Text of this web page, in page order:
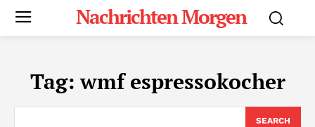
Nachrichten Morgen
Tag:wmf espressokocher
SEARCH